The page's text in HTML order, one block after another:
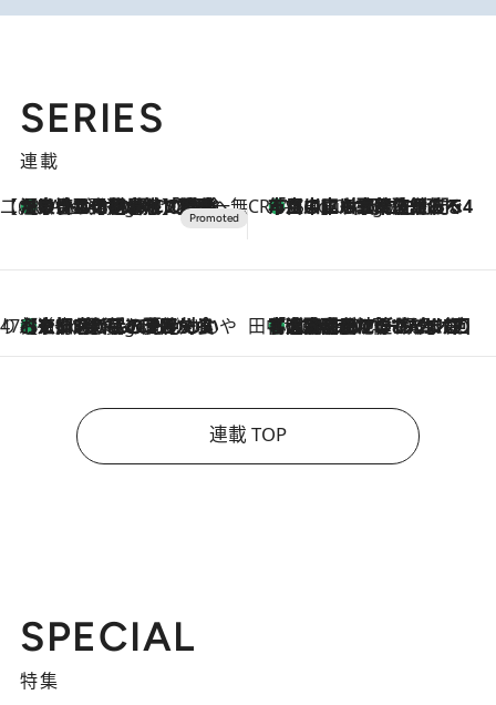
SERIES
連載
【CREA×星野リゾート】唯一無二。癒しと発見が待つ場所へ
6 Hours Ago
【トンボの足水浴】ヒノキの香りに包まれて涼感マックス！約13℃の湧水かけ流しを避暑地「星野温泉 トンボの湯」で体験 CREA'S CHOICE
8 Hours Ago
「立川にも歌舞伎があるんだよ」 片岡仁左衛門・市川中車ら豪華座組みで4年目の立川立飛歌舞伎へ
47都道府県の手みやげ ひんやりスイーツで夏を満喫
8 Hours Ago
【京都府】この夏絶対食べたい 冷やしておいしいおやつ3選 ひと口目から心を掴む新緑のテリーヌ 田中稲の勝手に再ブーム
2026.8.7
「湘南乃風に憧れて」観客大盛上がりの“タオル回し”に、ラッパー顔負けの高速歌唱まで…さだまさし（74）のアグレッシブすぎる現在地
連載 TOP
SPECIAL
特集